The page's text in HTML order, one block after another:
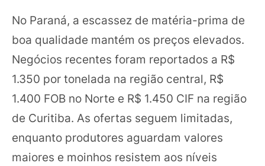
No Paraná, a escassez de matéria-prima de
boa qualidade mantém os preços elevados.
Negócios recentes foram reportados a R$
1.350 por tonelada na região central, R$
1.400 FOB no Norte e R$ 1.450 CIF na região
de Curitiba. As ofertas seguem limitadas,
enquanto produtores aguardam valores
maiores e moinhos resistem aos níveis